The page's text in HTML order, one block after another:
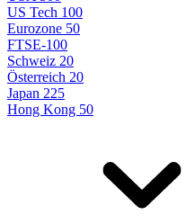
US Tech 100
Eurozone 50
FTSE-100
Schweiz 20
Österreich 20
Japan 225
Hong Kong 50